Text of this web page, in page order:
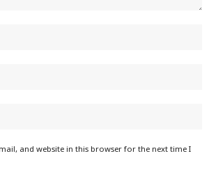
and website in this browser for the next time I